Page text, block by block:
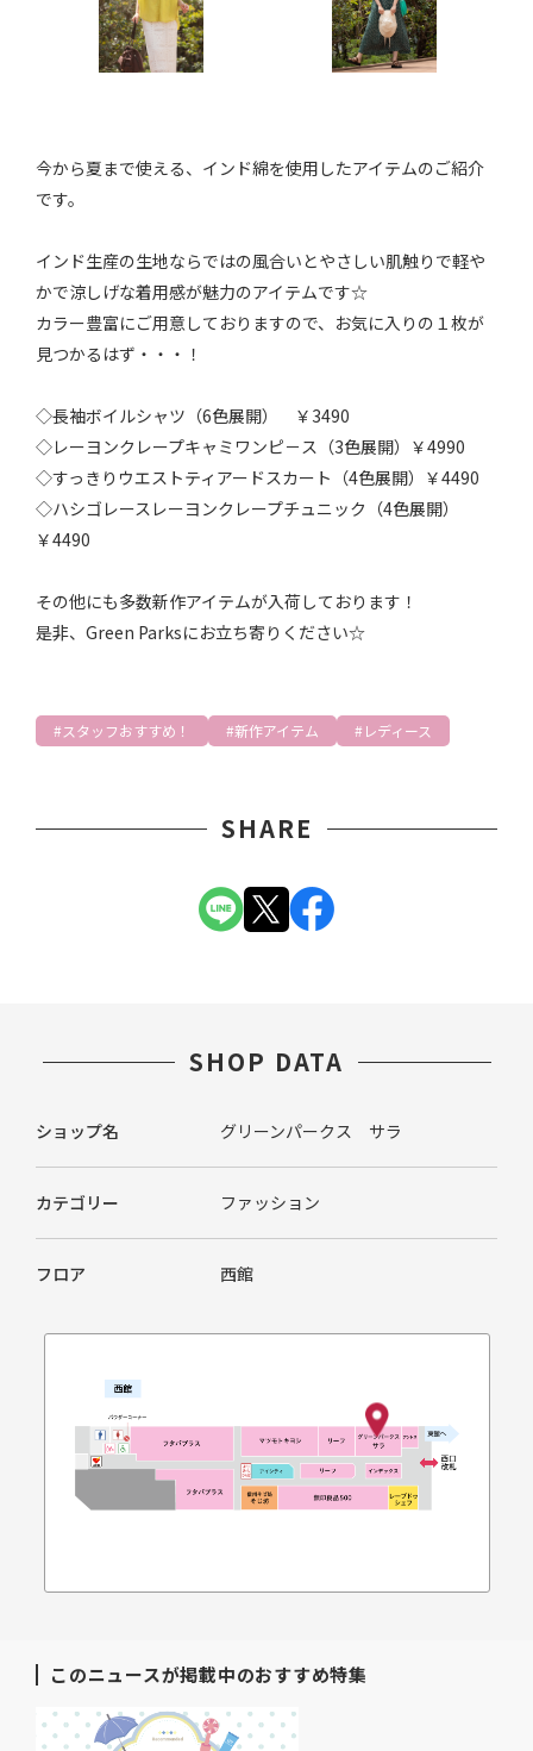
今から夏まで使える、インド綿を使用したアイテムのご紹介
です。
インド生産の生地ならではの風合いとやさしい肌触りで軽や
かで涼しげな着用感が魅力のアイテムです☆
カラー豊富にご用意しておりますので、お気に入りの１枚が
見つかるはず・・・！
◇長袖ボイルシャツ（6色展開） ￥3490
◇レーヨンクレープキャミワンピ－ス（3色展開）￥4990
◇すっきりウエストティアードスカート（4色展開）￥4490
◇ハシゴレースレーヨンクレープチュニック（4色展開）
￥4490
その他にも多数新作アイテムが入荷しております！
是非、Green Parksにお立ち寄りください☆
スタッフおすすめ！ 新作アイテム レディース
SHARE
SHOP DATA
ショップ名 グリーンパークス サラ
カテゴリー ファッション
フロア 西館
このニュースが掲載中のおすすめ特集